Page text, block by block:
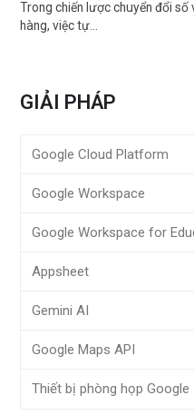
Trong chiến lược chuyển đổi
hàng, việc tự…
GIẢI PHÁP
Google Cloud Platform
Google Workspace
Google Workspace for
Appsheet
Gemini AI
Google Maps API
Thiết bị phòng họp Google